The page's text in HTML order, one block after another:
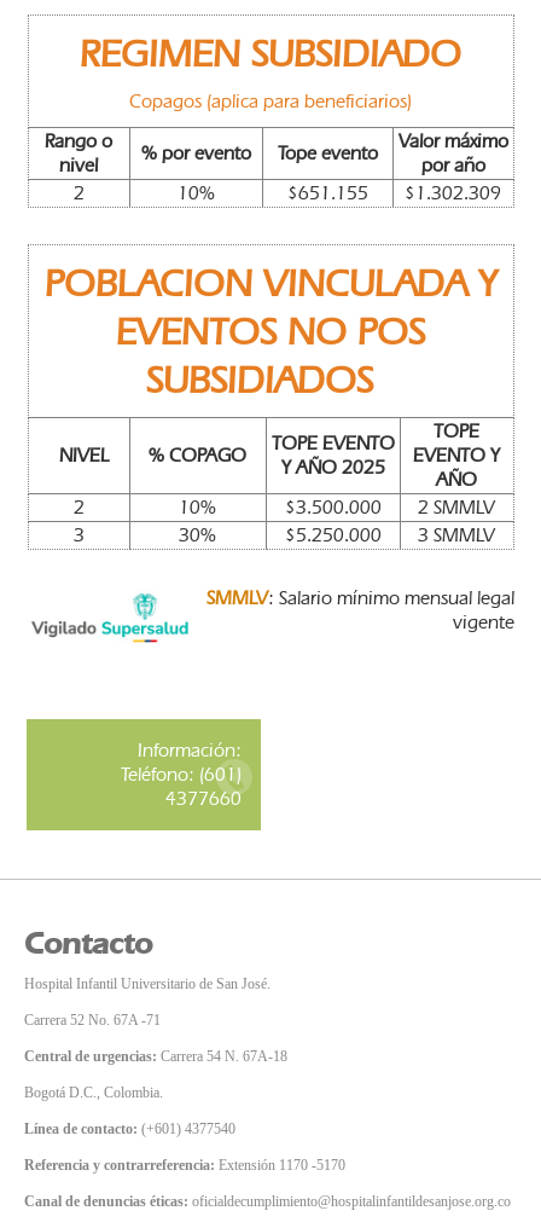
REGIMEN SUBSIDIADO
Copagos (aplica para beneficiarios)
Rango o
nivel
% por evento Tope evento
Valor máximo
por año
2
10% $651.155 $1.302.309
POBLACION VINCULADA Y
EVENTOS NO POS
SUBSIDIADOS
NIVEL % COPAGO
TOPE EVENTO
Y AÑO 2025
TOPE
EVENTO Y
AÑO
2
10% $3.500.000
2 SMMLV
3
30% $5.250.000 3 SMMLV
SMMLV: Salario mínimo mensual legal
vigente
Información:
Teléfono: (601)
4377660
Contacto
Hospital Infantil Universitario de San José.
Carrera 52 No. 67A -71
Central de urgencias: Carrera 54 N. 67A-18
Bogotá D.C., Colombia.
Línea de contacto: (+601) 4377540
Referencia y contrarreferencia: Extensión 1170 -5170
Canal de denuncias éticas: oficialdecumplimiento@hospitalinfantildesanjose.org.co